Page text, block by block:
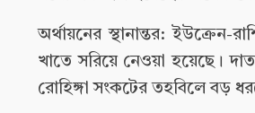
অর্থায়নের স্থানান্তর:
খাতে সরিয়ে নেওয়া হয়েছে।
রোহিঙ্গা সংকটের তহবিলে বড়